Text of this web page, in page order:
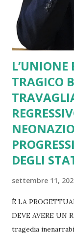
L’UNIONE
TRAGICO
DEGLI
settembre 11,
È LA
DEVE AVERE UN
tragedia